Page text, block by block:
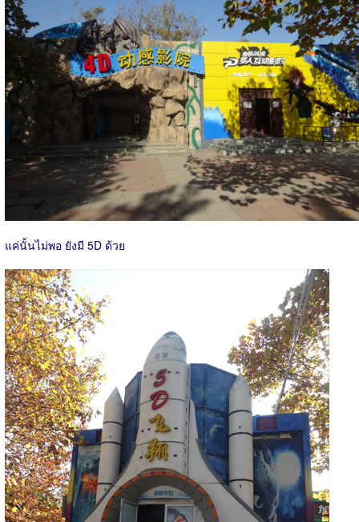
แค่นั้นไม่พอ ยังมี 5D ด้วย